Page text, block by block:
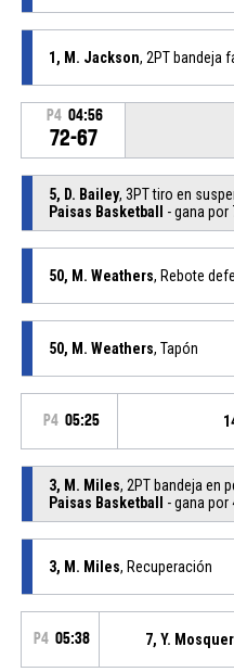
1, M. Jackson, 2PT bandeja
P4 04:56
72-67
5, D. Bailey, 3PT tiro en
Paisas Basketball
- gana por
50, M. Weathers, Rebote
50, M. Weathers, Tapón
P4 05:25
3, M. Miles, 2PT bandeja en
Paisas Basketball
- gana por
3, M. Miles, Recuperación
P4 05:38 7, Y.